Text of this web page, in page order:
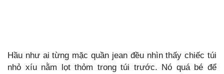
Hầu như ai từng mặc quần jean đều nhìn thấy chiếc túi
nhỏ xíu nằm lọt thỏm trong túi trước. Nó quá bé để